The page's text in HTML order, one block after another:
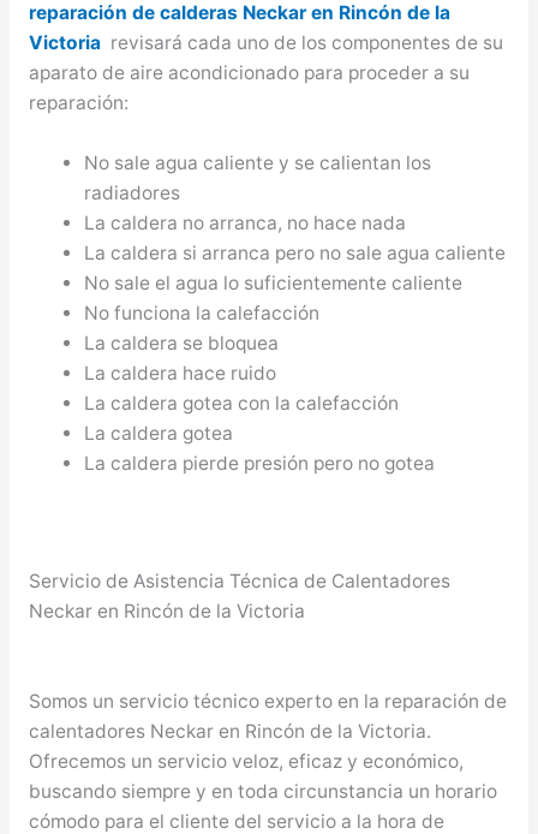
reparación de calderas Neckar en Rincón de la
Victoria revisará cada uno de los componentes de su
aparato de aire acondicionado para proceder a su
reparación:
No sale agua caliente y se calientan los
radiadores
La caldera no arranca, no hace nada
La caldera si arranca pero no sale agua caliente
No sale el agua lo suficientemente caliente
No funciona la calefacción
La caldera se bloquea
La caldera hace ruido
La caldera gotea con la calefacción
La caldera gotea
La caldera pierde presión pero no gotea
Servicio de Asistencia Técnica de Calentadores
Neckar en Rincón de la Victoria
Somos un servicio técnico experto en la reparación de
calentadores Neckar en Rincón de la Victoria.
Ofrecemos un servicio veloz, eficaz y económico,
buscando siempre y en toda circunstancia un horario
cómodo para el cliente del servicio a la hora de